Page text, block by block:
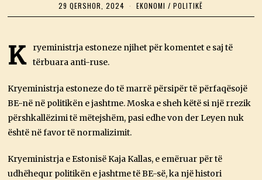
29 QERSHOR, 2024 EKONOMI / POLITIKË
K
ryeministrja estoneze njihet për komentet e saj të
tërbuara anti-ruse.
Kryeministrja estoneze do të marrë përsipër të përfaqësojë
BE-në në politikën e jashtme. Moska e sheh këtë si një rrezik
përshkallëzimi të mëtejshëm, pasi edhe von der Leyen nuk
është në favor të normalizimit.
Kryeministrja e Estonisë Kaja Kallas, e emëruar për të
udhëhequr politikën e jashtme të BE-së, ka një histori